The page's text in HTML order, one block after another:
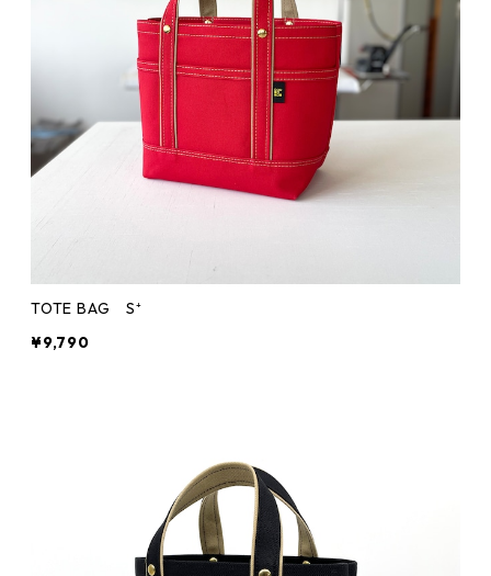
TOTE BAG S⁺
¥9,790